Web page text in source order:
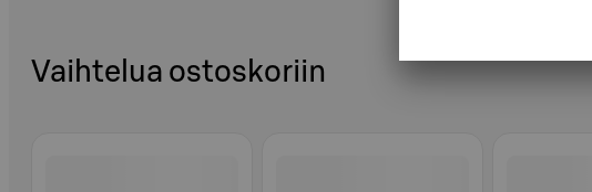
Vaihtelua ostoskoriin